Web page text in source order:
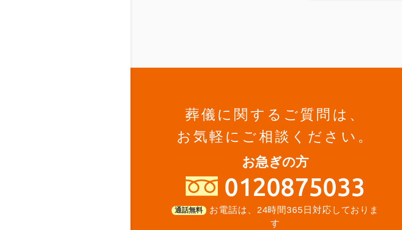
葬儀に関するご質問は、
お気軽にご相談ください。
お急ぎの方
0120875033
通話無料
お電話は、24時間365日対応しておりま
す